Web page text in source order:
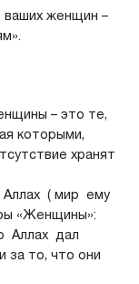
ваших женщин –
– это те,
которыми,
хранят
( мир ему
«Женщины»:
Аллах дал
за то, что они